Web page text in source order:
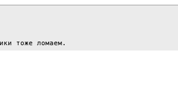
тоже ломаем.